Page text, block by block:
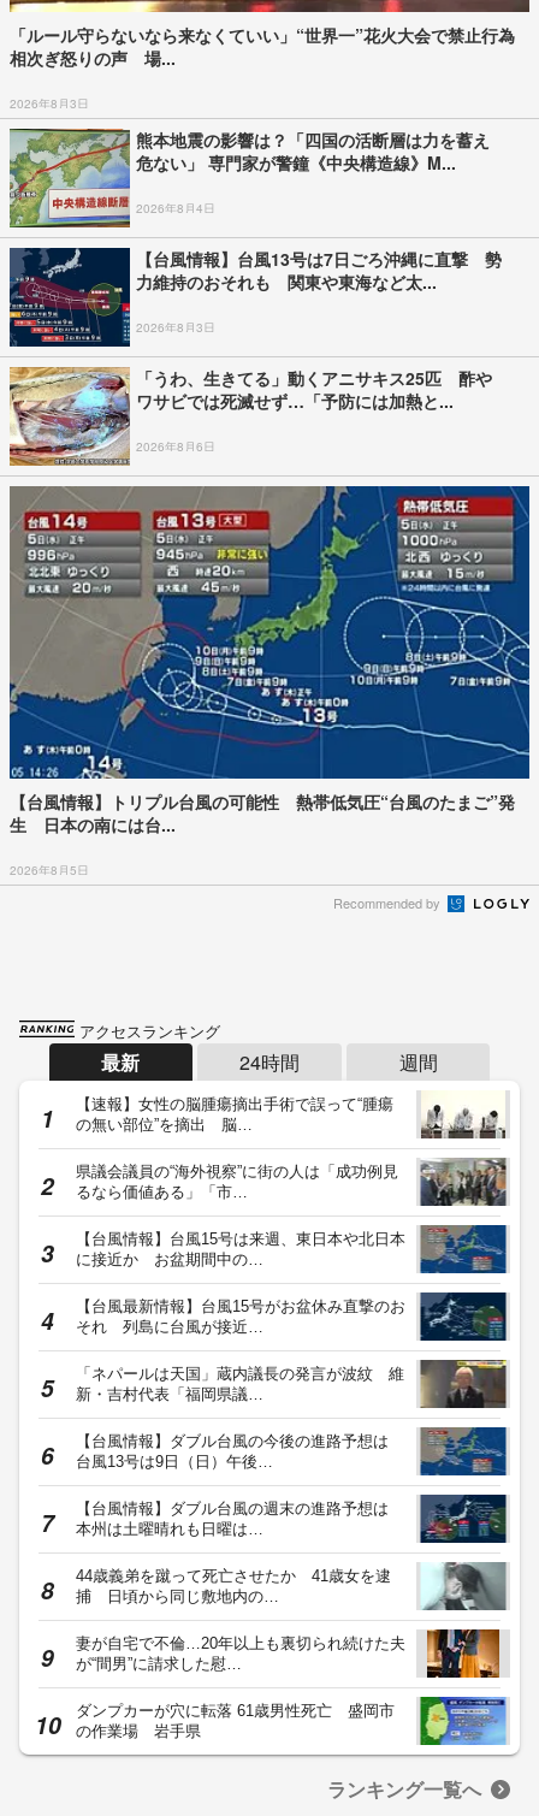
「ルール守らないなら来なくていい」“世界一”花火大会で禁止行為
相次ぎ怒りの声 場...
2026年8月3日
熊本地震の影響は？「四国の活断層は力を蓄え
危ない」 専門家が警鐘《中央構造線》M...
2026年8月4日
【台風情報】台風13号は7日ごろ沖縄に直撃 勢
力維持のおそれも 関東や東海など太...
2026年8月3日
「うわ、生きてる」動くアニサキス25匹 酢や
ワサビでは死滅せず…「予防には加熱と...
2026年8月6日
【台風情報】トリプル台風の可能性 熱帯低気圧“台風のたまご”発
生 日本の南には台...
2026年8月5日
Recommended by
アクセスランキング
最新 24時間 週間
【速報】女性の脳腫瘍摘出手術で誤って“腫瘍
の無い部位”を摘出 脳…
県議会議員の“海外視察”に街の人は「成功例見
るなら価値ある」「市…
【台風情報】台風15号は来週、東日本や北日本
に接近か お盆期間中の…
【台風最新情報】台風15号がお盆休み直撃のお
それ 列島に台風が接近…
「ネパールは天国」蔵内議長の発言が波紋 維
新・吉村代表「福岡県議…
【台風情報】ダブル台風の今後の進路予想は
台風13号は9日（日）午後…
【台風情報】ダブル台風の週末の進路予想は
本州は土曜晴れも日曜は…
44歳義弟を蹴って死亡させたか 41歳女を逮
捕 日頃から同じ敷地内の…
妻が自宅で不倫…20年以上も裏切られ続けた夫
が“間男”に請求した慰…
ダンプカーが穴に転落 61歳男性死亡 盛岡市
の作業場 岩手県
ランキング一覧へ